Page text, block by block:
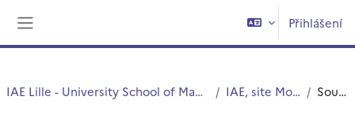
Přihlášení
IAE Lille - University School of Management IAE, site Moulins Souhrn